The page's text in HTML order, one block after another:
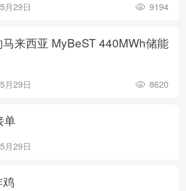
月29日 9194
来西亚 MyBeST 440MWh储能
月29日 8620
单
月29日